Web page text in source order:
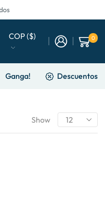
COP ($) 0
Ganga! Descuentos
Show